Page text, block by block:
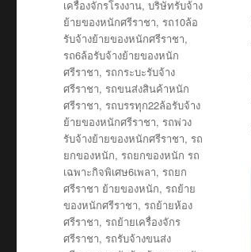
เครื่องจักรโรงงาน,บริษัทรับจ้าง
ย้ายของหนักศรีราชา,รถ10ล้อ
รับจ้างย้ายของหนักศรีราชา,
รถ6ล้อรับจ้างย้ายของหนัก
ศรีราชา,รถกระบะรับจ้าง
ศรีราชา,รถขนส่งสินค้าหนัก
ศรีราชา,รถบรรทุก22ล้อรับจ้าง
ย้ายของหนักศรีราชา,รถพ่วง
รับจ้างย้ายของหนักศรีราชา,รถ
ยกของหนัก,รถยกของหนัก รถ
เฉพาะกิจพิเศษ6เพลา,รถยก
ศรีราชา ย้ายของหนัก,รถย้าย
ของหนักศรีราชา,รถย้ายห้อง
ศรีราชา,รถย้ายเครื่องจักร
ศรีราชา,รถรับจ้างขนส่ง